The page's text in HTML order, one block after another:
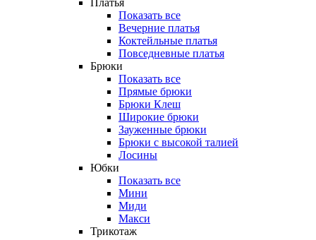
Платья
Показать все
Вечерние платья
Коктейльные платья
Повседневные платья
Брюки
Показать все
Прямые брюки
Брюки Клеш
Широкие брюки
Зауженные брюки
Брюки с высокой талией
Лосины
Юбки
Показать все
Мини
Миди
Макси
Трикотаж